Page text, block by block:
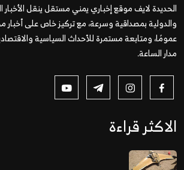
الحديدة لايف موقع إخباري يمني مستقل ينقل الأخبار
والدولية بمصداقية وسرعة، مع تركيز خاص على أخبار
عمومًا، ومتابعة مستمرة للأحداث السياسية
مدار الساعة.
الاكثر قراءة